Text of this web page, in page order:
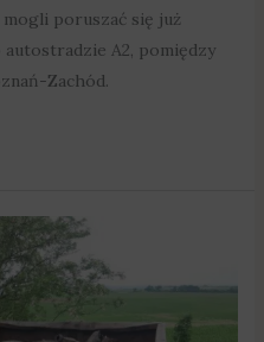
poruszać się już
A2, pomiędzy
Zachód.